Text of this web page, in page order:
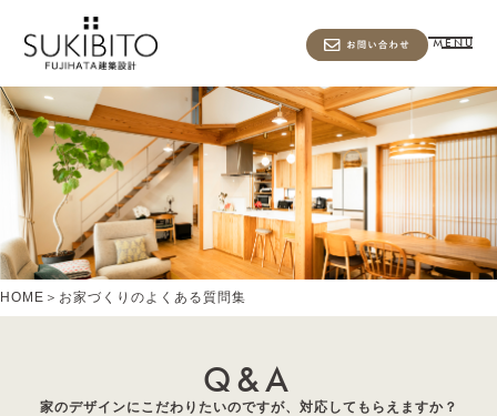
MENU
HOME ＞ お家づくりのよくある質問集
Q&A
家のデザインにこだわりたいのですが、対応してもらえますか？